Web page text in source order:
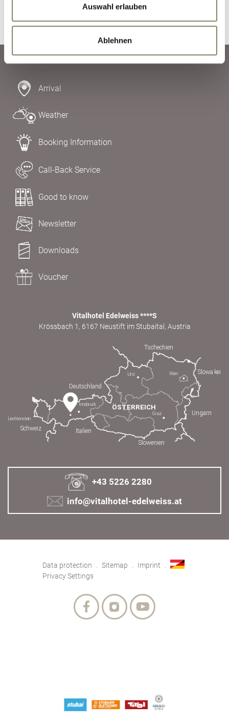
Auswahl erlauben
Ablehnen
Arrival
Weather
Booking Information
Call-Back Service
Good to know
Newsletter
Downloads
Voucher
Vitalhotel Edelweiss ****S
Krössbach 1, 6167 Neustift im Stubaital, Austria
+43 5226 2280
info@vitalhotel-edelweiss.at
Data protection Sitemap
Imprint
Privacy Settings